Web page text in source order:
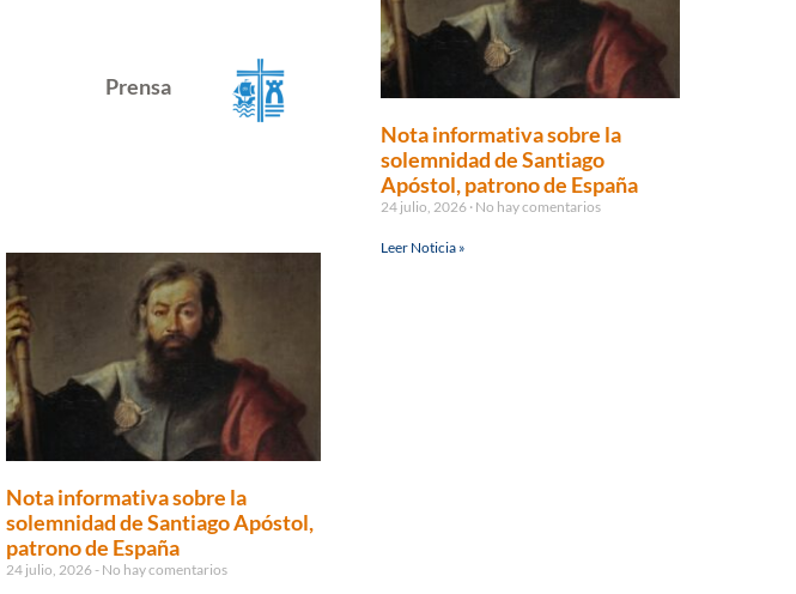
Prensa
Nota informativa sobre la
solemnidad de Santiago Apóstol,
patrono de España
24 julio, 2026 No hay comentarios
Nota informativa sobre la
solemnidad de Santiago
Apóstol, patrono de España
24 julio, 2026 No hay comentarios
Leer Noticia »